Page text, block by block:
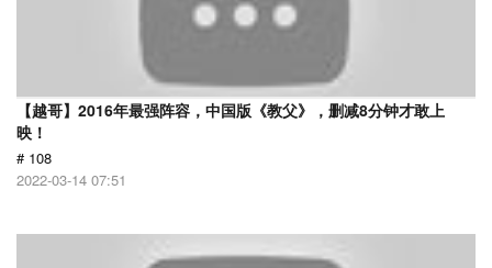
【越哥】2016年最强阵容，中国版《教父》，删减8分钟才敢上
映！
# 108
2022-03-14 07:51